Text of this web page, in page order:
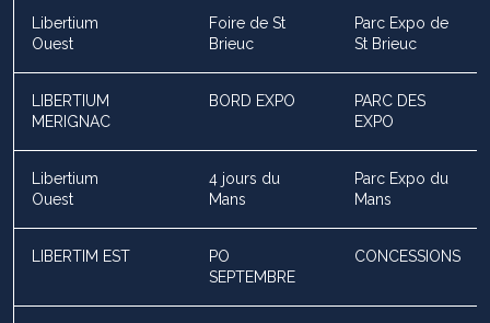
Libertium
Ouest
Foire de St
Brieuc
Parc Expo de
St Brieuc
LIBERTIUM
MERIGNAC
BORD EXPO
PARC DES
EXPO
Libertium
Ouest
4 jours du
Mans
Parc Expo du
Mans
LIBERTIM EST
PO
SEPTEMBRE
CONCESSIONS